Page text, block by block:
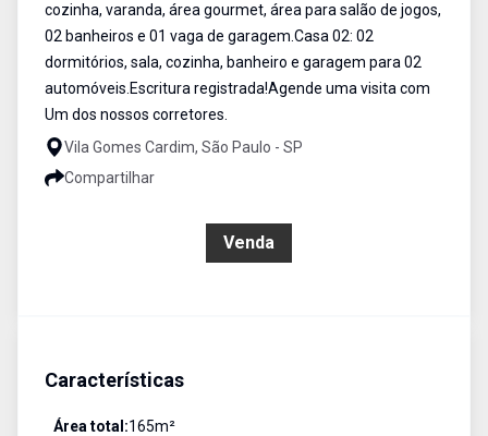
cozinha, varanda, área gourmet, área para salão de jogos,
02 banheiros e 01 vaga de garagem.Casa 02: 02
dormitórios, sala, cozinha, banheiro e garagem para 02
automóveis.Escritura registrada!Agende uma visita com
Um dos nossos corretores.
Vila Gomes Cardim, São Paulo - SP
Compartilhar
Venda
Características
Área total:165m²